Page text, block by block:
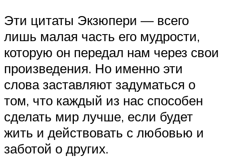
Эти цитаты Экзюпери — всего
лишь малая часть его мудрости,
которую он передал нам через свои
произведения. Но именно эти
слова заставляют задуматься о
том, что каждый из нас способен
сделать мир лучше, если будет
жить и действовать с любовью и
заботой о других.